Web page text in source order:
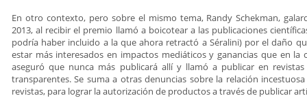
En otro contexto, pero sobre el mismo tema, Randy Schekman,
2013, al recibir el premio llamó a boicotear a las publicaciones
podría haber incluido a la que ahora retractó a Séralini) por el daño
estar más interesados en impactos mediáticos y ganancias que en la
aseguró que nunca más publicará allí y llamó a publicar en
transparentes. Se suma a otras denuncias sobre la relación
revistas, para lograr la autorización de productos a través de publicar